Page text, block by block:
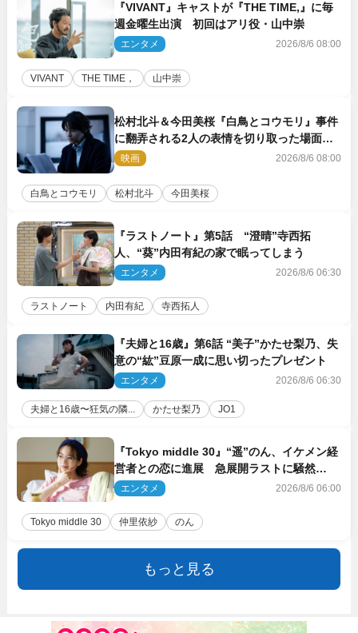
『VIVANT』キャストが『THE TIME,』に毎
週金曜生出演 初回はアリ役・山中崇
エンタメ 2026/8/6 08:00
VIVANT THE TIME， 山中崇
松村北斗＆今田美桜『白鳥とコウモリ』事件
に翻弄される2人の表情を切り取った場面写
真解禁
映画 2026/8/6 08:00
白鳥とコウモリ 松村北斗 今田美桜
『ラストノート』第5話 “澄晴”寺西拓
人、“葵”内田有紀の家で眠ってしまう
エンタメ 2026/8/6 06:30
ラストノート 内田有紀 寺西拓人
『夫婦と16歳』第6話 “美子”かたせ梨乃、失
意の“紘”豆原一成に思い切ったプレゼント
エンタメ 2026/8/6 06:30
夫婦と16歳〜狂気の隣... かたせ梨乃 JO1
『Tokyo middle 30』“遥”のん、イケメン経
営者との恋に進展 急展開ラストに騒然
「え…いきなり」「嫌な予感」
エンタメ 2026/8/6 06:00
Tokyo middle 30 仲里依紗 のん
もっと見る